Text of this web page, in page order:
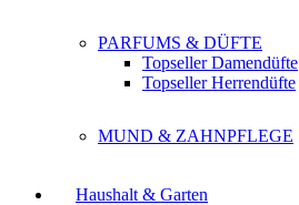
PARFUMS & DÜFTE
Topseller Damendüfte
Topseller Herrendüfte
MUND & ZAHNPFLEGE
Haushalt & Garten